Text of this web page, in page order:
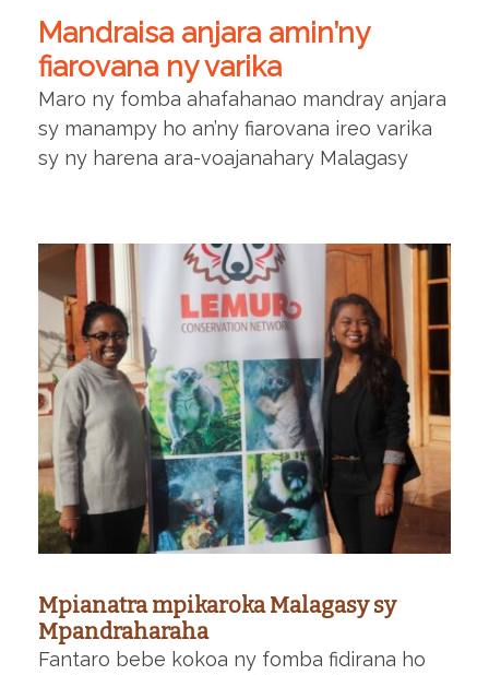
Mandraisa anjara amin’ny
fiarovana ny varika
Maro ny fomba ahafahanao mandray anjara
sy manampy ho an’ny fiarovana ireo varika
sy ny harena ara-voajanahary Malagasy
Mpianatra mpikaroka Malagasy sy
Mpandraharaha
Fantaro bebe kokoa ny fomba fidirana ho